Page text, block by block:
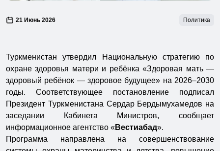
21 Июнь 2026 Политика
Туркменистан утвердил Национальную стратегию по
охране здоровья матери и ребёнка «Здоровая мать —
здоровый ребёнок — здоровое будущее» на 2026–2030
годы. Соответствующее постановление подписал
Президент Туркменистана Сердар Бердымухамедов на
заседании Кабинета Министров, сообщает
информационное агентство «Вестиабад».
Программа направлена на совершенствование